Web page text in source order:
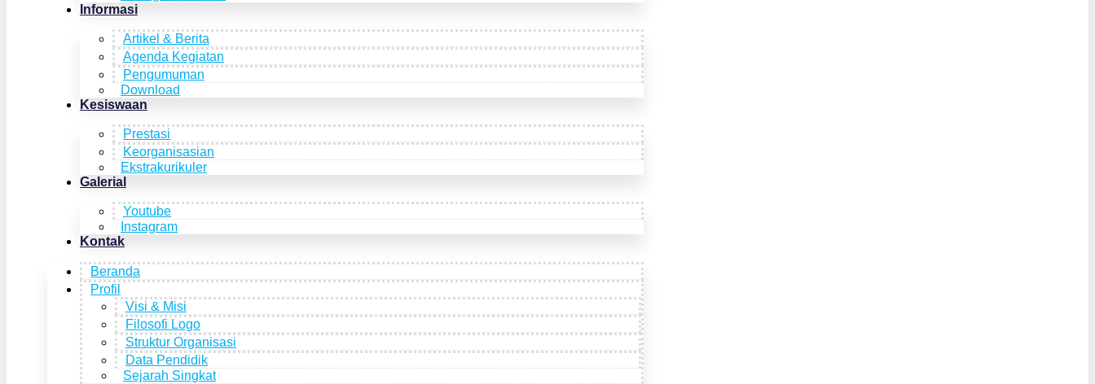
Informasi
Artikel & Berita
Agenda Kegiatan
Pengumuman
Download
Kesiswaan
Prestasi
Keorganisasian
Ekstrakurikuler
Galerial
Youtube
Instagram
Kontak
Beranda
Profil
Visi & Misi
Filosofi Logo
Struktur Organisasi
Data Pendidik
Sejarah Singkat